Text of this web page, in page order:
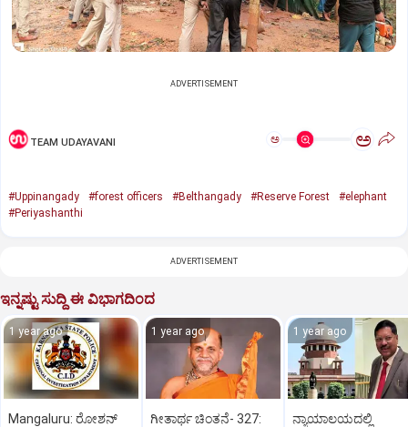
ADVERTISEMENT
TEAM UDAYAVANI ಅ ಅ
#Uppinangady #forest officers #Belthangady #Reserve Forest
#elephant
#Periyashanthi
ADVERTISEMENT
ಇನ್ನಷ್ಟು ಸುದ್ದಿ ಈ ವಿಭಾಗದಿಂದ
1 year ago
Mangaluru: ರೋಶನ್‌
1 year ago
ಗೀತಾರ್ಥ ಚಿಂತನೆ- 327:
1 year ago
ನ್ಯಾಯಾಲಯದಲ್ಲಿ